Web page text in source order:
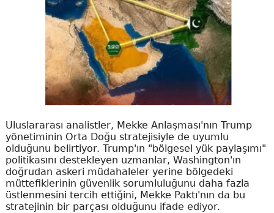
Uluslararası analistler, Mekke Anlaşması'nın Trump
yönetiminin Orta Doğu stratejisiyle de uyumlu
olduğunu belirtiyor. Trump'ın "bölgesel yük paylaşımı"
politikasını destekleyen uzmanlar, Washington'ın
doğrudan askeri müdahaleler yerine bölgedeki
müttefiklerinin güvenlik sorumluluğunu daha fazla
üstlenmesini tercih ettiğini, Mekke Paktı'nın da bu
stratejinin bir parçası olduğunu ifade ediyor.